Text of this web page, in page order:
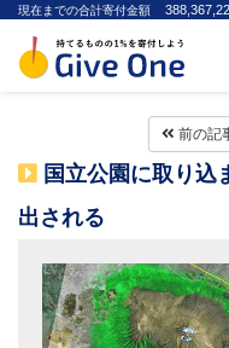
現在までの合計寄付金額
前の記
国立公園に取り込
出される